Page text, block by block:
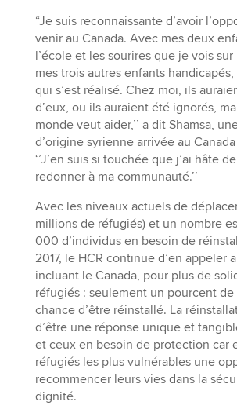
“Je suis reconnaissante d’avoir
venir au Canada. Avec mes deux
l’école et les sourires que je vois
mes trois autres enfants handicapés,
qui s’est réalisé. Chez moi, ils
d’eux, ou ils auraient été ignorés,
monde veut aider,’’ a dit Shamsa,
d’origine syrienne arrivée au
‘’J’en suis si touchée que j’ai hâte
redonner à ma communauté.’’
Avec les niveaux actuels de
millions de réfugiés) et un nombre
000 d’individus en besoin de
2017, le HCR continue d’en appeler
incluant le Canada, pour plus de
réfugiés : seulement un pourcent de
chance d’être réinstallé. La
d’être une réponse unique et
et ceux en besoin de protection car
réfugiés les plus vulnérables une
recommencer leurs vies dans la
dignité.